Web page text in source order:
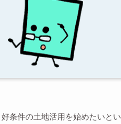
条件の土地活用を始めたいとい